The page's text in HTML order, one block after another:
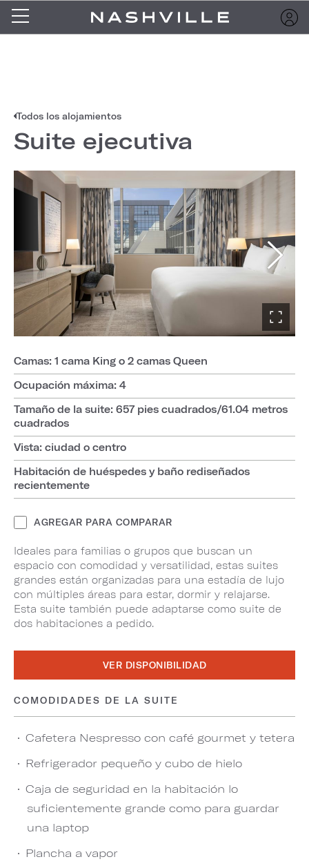
Todos los alojamientos
Suite ejecutiva
Camas: 1 cama King o 2 camas Queen
Ocupación máxima: 4
Tamaño de la suite: 657 pies cuadrados/61.04 metros
cuadrados
Vista: ciudad o centro
Habitación de huéspedes y baño rediseñados
recientemente
AGREGAR PARA COMPARAR
Ideales para familias o grupos que buscan un
espacio con comodidad y versatilidad, estas suites
grandes están organizadas para una estadía de lujo
con múltiples áreas para estar, dormir y relajarse.
Esta suite también puede adaptarse como suite de
dos habitaciones a pedido.
VER DISPONIBILIDAD
COMODIDADES DE LA SUITE
Cafetera Nespresso con café gourmet y tetera
Refrigerador pequeño y cubo de hielo
Caja de seguridad en la habitación lo
suficientemente grande como para guardar
una laptop
Plancha a vapor